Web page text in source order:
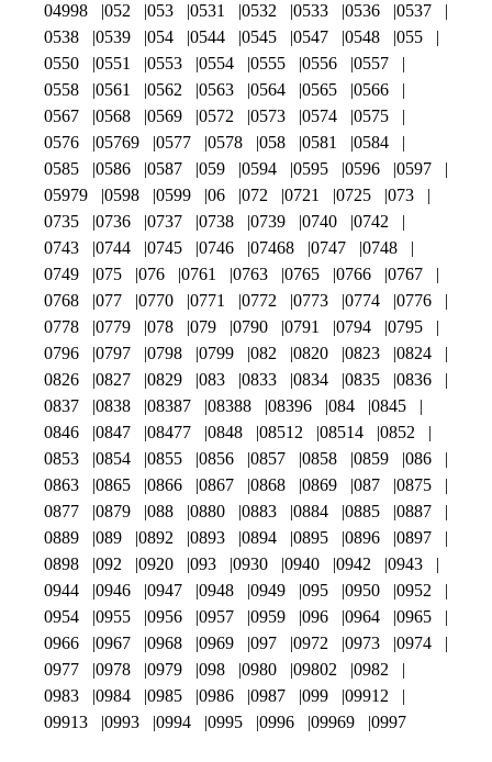
04998
052 053 0531 0532 0533 0536
0537
0538
0539 054 0544 0545 0547 0548
055
0550
0551 0553 0554 0555 0556
0557
0558
0561 0562 0563 0564 0565
0566
0567
0568 0569 0572 0573 0574
0575
0576
05769 0577 0578 058 0581
0584
0585
0586 0587 059 0594 0595 0596
0597
05979
0598 0599 06 072 0721 0725
073
0735
0736 0737 0738 0739 0740
0742
0743
0744 0745 0746 07468 0747
0748
0749
075 076 0761 0763 0765 0766
0767
0768
077 0770 0771 0772 0773 0774
0776
0778
0779 078 079 0790 0791 0794
0795
0796
0797 0798 0799 082 0820 0823
0824
0826
0827 0829 083 0833 0834 0835
0836
0837
0838 08387 08388 08396 084
0845
0846
0847 08477 0848 08512 08514
0852
0853
0854 0855 0856 0857 0858 0859
086
0863
0865 0866 0867 0868 0869 087
0875
0877
0879 088 0880 0883 0884 0885
0887
0889
089 0892 0893 0894 0895 0896
0897
0898
092 0920 093 0930 0940 0942
0943
0944
0946 0947 0948 0949 095 0950
0952
0954
0955 0956 0957 0959 096 0964
0965
0966
0967 0968 0969 097 0972 0973
0974
0977
0978 0979 098 0980 09802
0982
0983
0984 0985 0986 0987 099
09912
09913
0993 0994 0995 0996 09969 0997